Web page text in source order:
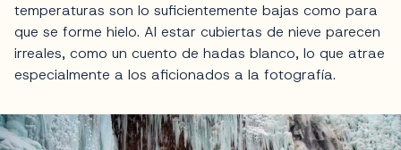
temperaturas son lo suficientemente bajas como para
que se forme hielo. Al estar cubiertas de nieve parecen
irreales, como un cuento de hadas blanco, lo que atrae
especialmente a los aficionados a la fotografía.